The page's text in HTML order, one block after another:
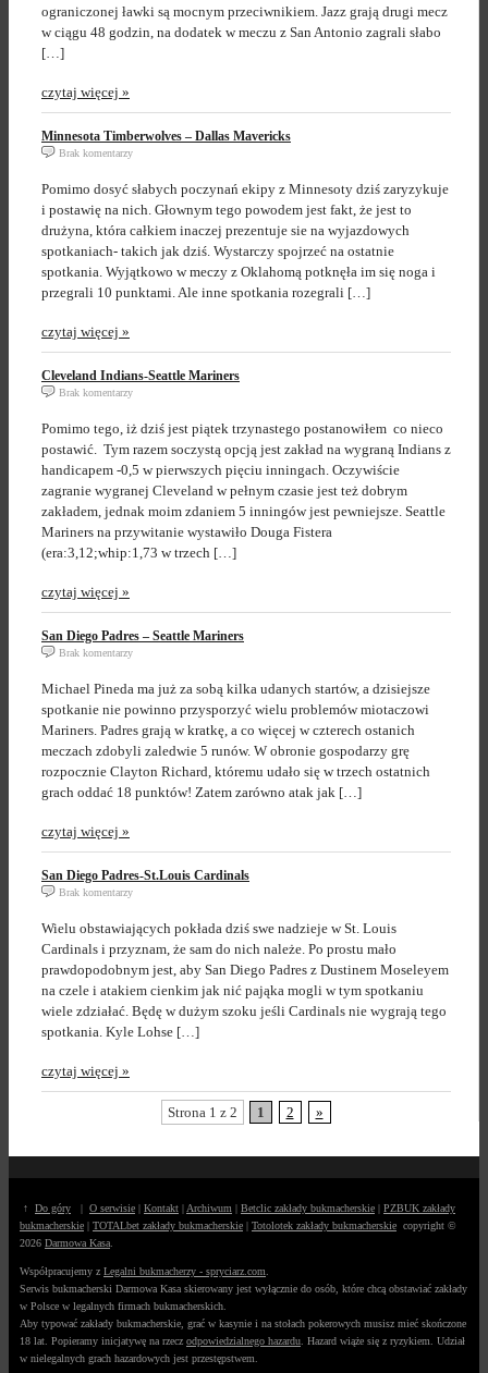
ograniczonej ławki są mocnym przeciwnikiem. Jazz grają drugi mecz
w ciągu 48 godzin, na dodatek w meczu z San Antonio zagrali słabo
[…]
czytaj więcej »
Minnesota Timberwolves – Dallas Mavericks
Brak komentarzy
Pomimo dosyć słabych poczynań ekipy z Minnesoty dziś zaryzykuje
i postawię na nich. Głownym tego powodem jest fakt, że jest to
drużyna, która całkiem inaczej prezentuje sie na wyjazdowych
spotkaniach- takich jak dziś. Wystarczy spojrzeć na ostatnie
spotkania. Wyjątkowo w meczy z Oklahomą potknęła im się noga i
przegrali 10 punktami. Ale inne spotkania rozegrali […]
czytaj więcej »
Cleveland Indians-Seattle Mariners
Brak komentarzy
Pomimo tego, iż dziś jest piątek trzynastego postanowiłem co nieco
postawić. Tym razem soczystą opcją jest zakład na wygraną Indians z
handicapem -0,5 w pierwszych pięciu inningach. Oczywiście
zagranie wygranej Cleveland w pełnym czasie jest też dobrym
zakładem, jednak moim zdaniem 5 inningów jest pewniejsze. Seattle
Mariners na przywitanie wystawiło Douga Fistera
(era:3,12;whip:1,73 w trzech […]
czytaj więcej »
San Diego Padres – Seattle Mariners
Brak komentarzy
Michael Pineda ma już za sobą kilka udanych startów, a dzisiejsze
spotkanie nie powinno przysporzyć wielu problemów miotaczowi
Mariners. Padres grają w kratkę, a co więcej w czterech ostanich
meczach zdobyli zaledwie 5 runów. W obronie gospodarzy grę
rozpocznie Clayton Richard, któremu udało się w trzech ostatnich
grach oddać 18 punktów! Zatem zarówno atak jak […]
czytaj więcej »
San Diego Padres-St.Louis Cardinals
Brak komentarzy
Wielu obstawiających pokłada dziś swe nadzieje w St. Louis
Cardinals i przyznam, że sam do nich należe. Po prostu mało
prawdopodobnym jest, aby San Diego Padres z Dustinem Moseleyem
na czele i atakiem cienkim jak nić pająka mogli w tym spotkaniu
wiele zdziałać. Będę w dużym szoku jeśli Cardinals nie wygrają tego
spotkania. Kyle Lohse […]
czytaj więcej »
Strona 1 z 2 1 2 »
↑ Do góry | O serwisie | Kontakt | Archiwum | Betclic zakłady bukmacherskie | PZBUK zakłady
bukmacherskie | TOTALbet zakłady bukmacherskie | Totolotek zakłady bukmacherskie copyright ©
2026 Darmowa Kasa
Współpracujemy z Legalni bukmacherzy - spryciarz.com
Serwis bukmacherski Darmowa Kasa skierowany jest wyłącznie do osób, które chcą obstawiać zakłady
w Polsce w legalnych firmach bukmacherskich.
Aby typować zakłady bukmacherskie, grać w kasynie i na stołach pokerowych musisz mieć skończone
18 lat. Popieramy inicjatywę na rzecz odpowiedzialnego hazardu . Hazard wiąże się z ryzykiem. Udział
w nielegalnych grach hazardowych jest przestępstwem.